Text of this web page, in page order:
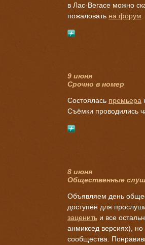
в Лас-Вегасе можно
пожаловать на форум
9 июня
Срочно в номер
Состоялась премьера
Съёмки проводились
8 июня
Общественные
Объявляем день
доступен для
заценить и все
анмиксед версиях), но
сообщества.